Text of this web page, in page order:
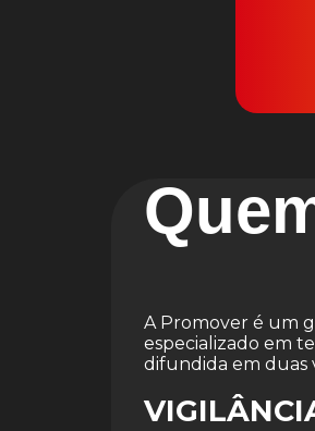
A Promover é um
especializado em
difundida em duas